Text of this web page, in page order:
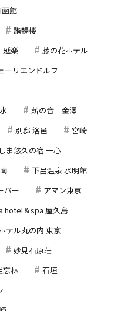
函館
諧暢楼
延楽
藤の花ホテル
ーリエンドルフ
薪の音 金澤
別邸 洛邑
宮崎
ま悠久の宿 一心
下呂温泉 水明館
バー
アマン東京
hotel＆spa 屋久島
テル丸の内 東京
妙見石原荘
忘林
石垣